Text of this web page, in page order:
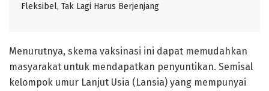
Fleksibel, Tak Lagi Harus Berjenjang
Menurutnya, skema vaksinasi ini dapat memudahkan
masyarakat untuk mendapatkan penyuntikan. Semisal
kelompok umur Lanjut Usia (Lansia) yang mempunyai